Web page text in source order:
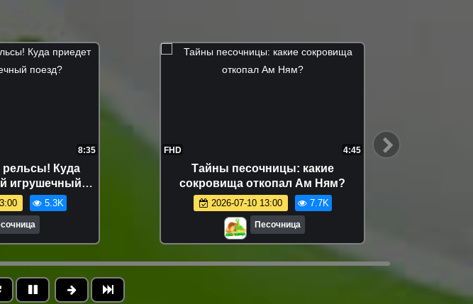
8:35
Куда
игрушечный
5.3K
FHD 4:45
Тайны песочницы: какие
сокровища откопал Ам Ням?
2026-07-10 13:00 7.7K
Песочница